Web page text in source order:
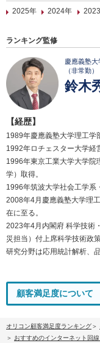
2025年
2024年
ランキング監修
慶應義塾
（非常勤）
鈴木
【経歴】
1989年慶應義塾大学理工学
1992年ロチェスター大学経
1996年東京工業大学大学院
学）取得。
1996年筑波大学社会工学系
2008年4月慶應義塾大学理
在に至る。
2023年4月内閣府 科学技術
災担当）付上席科学技術政
研究分野は応用統計解析、
顧客満足度について
オリコン顧客満足度ランキング
おすすめのインターネット回